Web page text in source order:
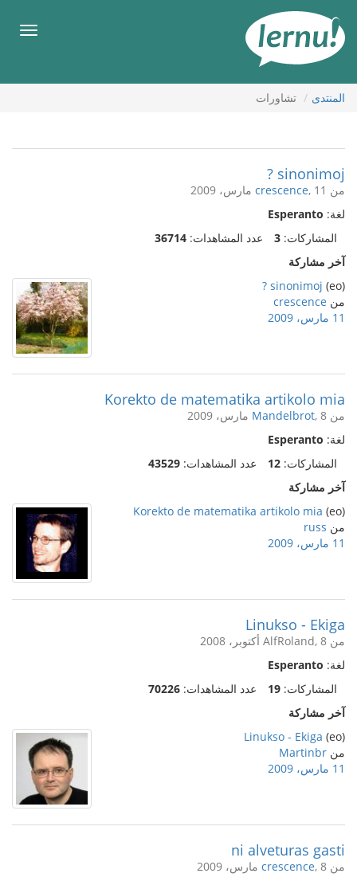
المحتويات
قائمة
المنتدى تشاورات
sinonimoj ?
من crescence, 11 مارس، 2009
لغة: Esperanto
المشاركات: 3 عدد المشاهدات: 36714
آخر مشاركة
(eo)
sinonimoj ?
من crescence
11 مارس، 2009
Korekto de matematika artikolo mia
من Mandelbrot, 8 مارس، 2009
لغة: Esperanto
المشاركات: 12 عدد المشاهدات: 43529
آخر مشاركة
(eo)
Korekto de matematika artikolo mia
من russ
11 مارس، 2009
Linukso - Ekiga
من AlfRoland, 8 أكتوبر، 2008
لغة: Esperanto
المشاركات: 19 عدد المشاهدات: 70226
آخر مشاركة
(eo)
Linukso - Ekiga
من Martinbr
11 مارس، 2009
ni alveturas gasti
من crescence, 8 مارس، 2009